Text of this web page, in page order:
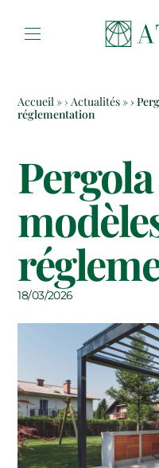
Accueil» Actualités»
réglementation
18/03/2026